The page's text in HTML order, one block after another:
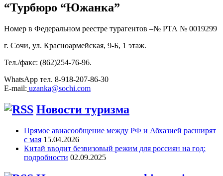
“Турбюро “Южанка”
Номер в Федеральном реестре турагентов –№ РТА № 0019299
г. Сочи, ул. Красноармейская, 9-Б, 1 этаж.
Тел./факс: (862)254-76-96.
WhatsApp тел. 8-918-207-86-30
E-mail: uzanka@sochi.com
Новости туризма
Прямое авиасообщение между РФ и Абхазией расширят
с мая 15.04.2026
Китай вводит безвизовый режим для россиян на год:
подробности 02.09.2025